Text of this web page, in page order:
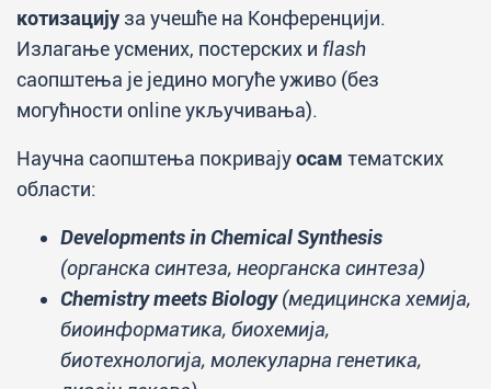
котизацију за учешће на Конференцији.
Излагање усмених, постерских и flash
саопштења je једино могуће уживо (без
могућности online укључивања).
Научна саопштења покривајуосам тематских
области:
Developments in Chemical Synthesis
(органска синтеза, неорганска синтеза)
Chemistry meets Biology(медицинска хемија,
биоинформатика, биохемија,
биотехнологија, молекуларна генетика,